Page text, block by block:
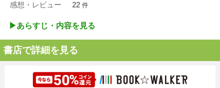
感想・レビュー 22 件
▶︎あらすじ・内容を見る
書店で詳細を見る